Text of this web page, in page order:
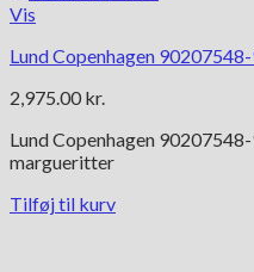
Vis
Lund Copenhagen
2,975.00 kr.
Lund Copenhagen
margueritter
Tilføj til kurv